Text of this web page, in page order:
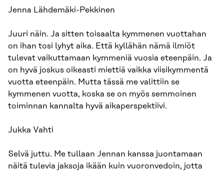
Jenna Lähdemäki-Pekkinen
Juuri näin. Ja sitten toisaalta kymmenen vuottahan
on ihan tosi lyhyt aika. Että kyllähän nämä ilmiöt
tulevat vaikuttamaan kymmeniä vuosia eteenpäin. Ja
on hyvä joskus oikeasti miettiä vaikka viisikymmentä
vuotta eteenpäin. Mutta tässä me valittiin se
kymmenen vuotta, koska se on myös semmoinen
toiminnan kannalta hyvä aikaperspektiivi.
Jukka Vahti
Selvä juttu. Me tullaan Jennan kanssa juontamaan
näitä tulevia jaksoja ikään kuin vuoronvedoin, jotta